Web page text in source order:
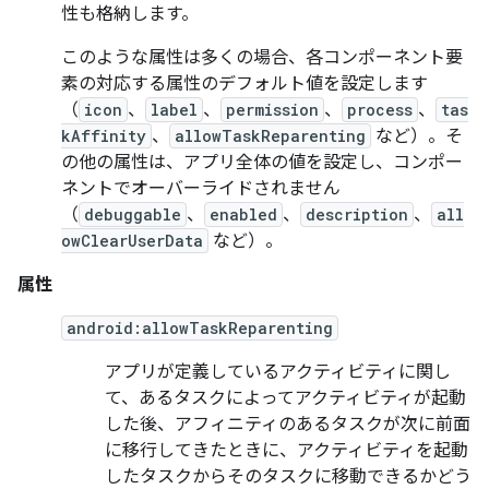
性も格納します。
このような属性は多くの場合、各コンポーネント要
素の対応する属性のデフォルト値を設定します
（ icon 、 label 、 permission 、 process 、
tas
kAffinity 、 allowTaskReparenting など）。そ
の他の属性は、アプリ全体の値を設定し、コンポー
ネントでオーバーライドされません
（ debuggable 、 enabled 、 description 、
all
owClearUserData など）。
属性
android:allowTaskReparenting
アプリが定義しているアクティビティに関し
て、あるタスクによってアクティビティが起動
した後、アフィニティのあるタスクが次に前面
に移行してきたときに、アクティビティを起動
したタスクからそのタスクに移動できるかどう